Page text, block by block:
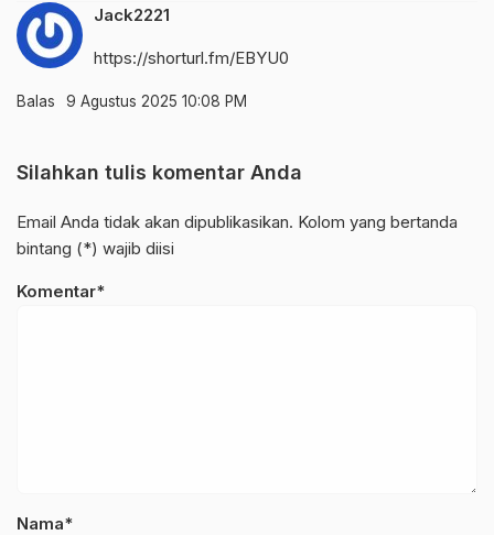
Jack2221
https://shorturl.fm/EBYU0
Balas 9 Agustus 2025 10:08 PM
Silahkan tulis komentar Anda
Email Anda tidak akan dipublikasikan. Kolom yang bertanda
bintang (*) wajib diisi
Komentar*
Nama*